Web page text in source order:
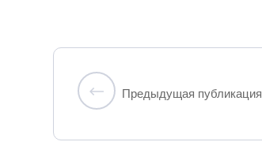
Предыдущая публикация